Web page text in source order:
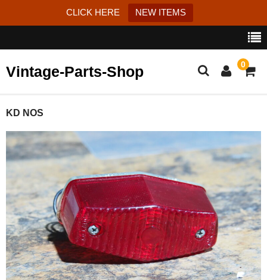
CLICK HERE NEW ITEMS
Vintage-Parts-Shop 0
カート
ブログ
Instagram
はじめての方へ
お問い合わせ
特定商取引法に基づく表記
KD NOS